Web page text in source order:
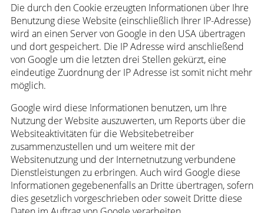
Die durch den Cookie erzeugten Informationen über Ihre
Benutzung diese Website (einschließlich Ihrer IP-Adresse)
wird an einen Server von Google in den USA übertragen
und dort gespeichert. Die IP Adresse wird anschließend
von Google um die letzten drei Stellen gekürzt, eine
eindeutige Zuordnung der IP Adresse ist somit nicht mehr
möglich.
Google wird diese Informationen benutzen, um Ihre
Nutzung der Website auszuwerten, um Reports über die
Websiteaktivitäten für die Websitebetreiber
zusammenzustellen und um weitere mit der
Websitenutzung und der Internetnutzung verbundene
Dienstleistungen zu erbringen. Auch wird Google diese
Informationen gegebenenfalls an Dritte übertragen, sofern
dies gesetzlich vorgeschrieben oder soweit Dritte diese